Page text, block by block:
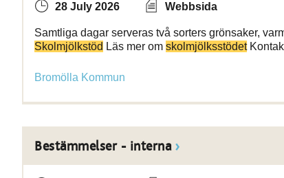
28 July 2026 Webbsida
Samtliga dagar serveras två sorters grönsaker,
Skolmjölkstöd Läs mer om skolmjölksstödet
Bromölla Kommun
Bestämmelser - interna